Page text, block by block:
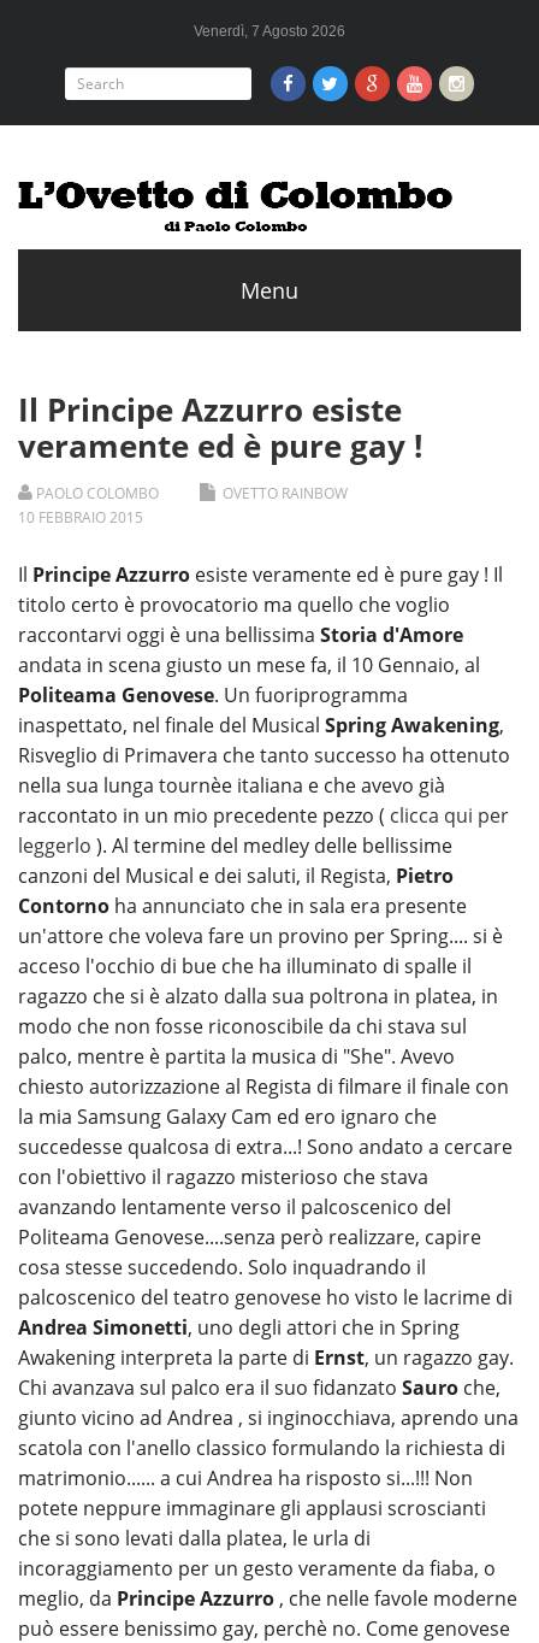
Venerdì, 7 Agosto 2026
Il Principe Azzurro esiste
veramente ed è pure gay !
PAOLO COLOMBO
OVETTO RAINBOW
10 FEBBRAIO2015
Il Principe Azzurro esiste veramente ed è pure gay ! Il
titolo certo è provocatorio ma quello che voglio
raccontarvi oggi è una bellissima Storia d'Amore
andata in scena giusto un mese fa, il 10 Gennaio, al
Politeama Genovese. Un fuoriprogramma
inaspettato, nel finale del Musical Spring Awakening,
Risveglio di Primavera che tanto successo ha ottenuto
nella sua lunga tournèe italiana e che avevo già
raccontato in un mio precedente pezzo ( clicca qui per
leggerlo ). Al termine del medley delle bellissime
canzoni del Musical e dei saluti, il Regista, Pietro
Contorno ha annunciato che in sala era presente
un'attore che voleva fare un provino per Spring.... si è
acceso l'occhio di bue che ha illuminato di spalle il
ragazzo che si è alzato dalla sua poltrona in platea, in
modo che non fosse riconoscibile da chi stava sul
palco, mentre è partita la musica di "She". Avevo
chiesto autorizzazione al Regista di filmare il finale con
la mia Samsung Galaxy Cam ed ero ignaro che
succedesse qualcosa di extra...! Sono andato a cercare
con l'obiettivo il ragazzo misterioso che stava
avanzando lentamente verso il palcoscenico del
Politeama Genovese....senza però realizzare, capire
cosa stesse succedendo. Solo inquadrando il
palcoscenico del teatro genovese ho visto le lacrime di
Andrea Simonetti, uno degli attori che in Spring
Awakening interpreta la parte di Ernst, un ragazzo gay.
Chi avanzava sul palco era il suo fidanzato Sauro che,
giunto vicino ad Andrea , si inginocchiava, aprendo una
scatola con l'anello classico formulando la richiesta di
matrimonio...... a cui Andrea ha risposto si...!!! Non
potete neppure immaginare gli applausi scroscianti
che si sono levati dalla platea, le urla di
incoraggiamento per un gesto veramente da fiaba, o
meglio, da Principe Azzurro , che nelle favole moderne
può essere benissimo gay, perchè no. Come genovese